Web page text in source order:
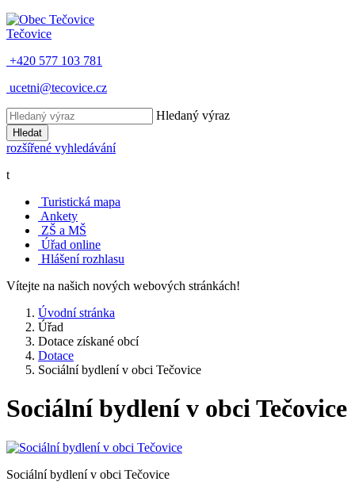
Tečovice
+420 577 103 781
ucetni@tecovice.cz
Hledaný výraz
Hledat
rozšířené vyhledávání
t
Turistická mapa
Ankety
ZŠ a MŠ
Úřad online
Hlášení rozhlasu
Vítejte na našich nových webových stránkách!
Úvodní stránka
Úřad
Dotace získané obcí
Dotace
Sociální bydlení v obci Tečovice
Sociální bydlení v obci Tečovice
Sociální bydlení v obci Tečovice